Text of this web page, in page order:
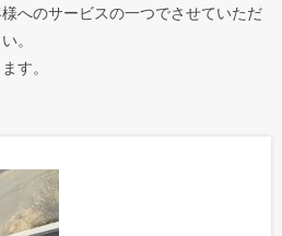
へのサービスの一つでさせていただ
。
す。